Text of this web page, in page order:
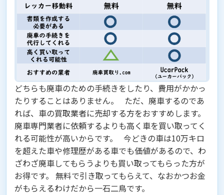
どちらも廃車のための手続きをしたり、費用がかかっ
たりすることはありません。 ただ、廃車するのであ
れば、 車の買取業者に売却する方をおすすめします。
廃車専門業者に依頼するよりも高く車を買い取ってく
れる可能性が高いからです。 今どきの車は10万キロ
を超えた車や修理歴がある車でも価値があるので、わ
ざわざ廃車してもらうよりも買い取ってもらった方が
お得です。 無料で引き取ってもらえて、なおかつお金
がもらえるわけだから一石二鳥です。